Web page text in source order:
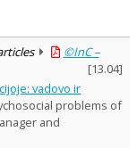
©InC –
[13.04]
vadovo ir
problems of
and